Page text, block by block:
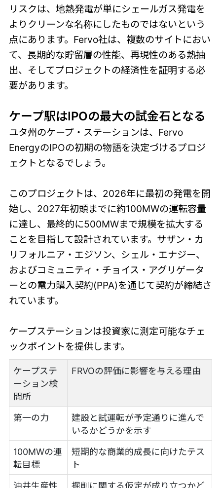
リスクは、地熱発電が単にシェールガス発電を
よりクリーンな名称にしたものではないという
点にあります。Fervo社は、複数のサイトにおい
て、長期的な貯留層の性能、再現性のある熱抽
出、そしてプロジェクトの経済性を証明する必
要があります。
ケープ駅はIPOの最大の試金石となる
ユタ州のケープ・ステーションは、Fervo
EnergyのIPOの初期の物語を決定づけるプロジ
ェクトとなるでしょう。
このプロジェクトは、2026年に最初の発電を開
始し、2027年初頭までに約100MWの運転容量
に達し、最終的に500MWまで規模を拡大する
ことを目指して設計されています。サザン・カ
リフォルニア・エジソン、シェル・エナジー、
およびコミュニティ・チョイス・アグリゲータ
ーとの電力購入契約(PPA)を通じて契約が締結さ
れています。
ケープステーションは投資家に測定可能なチェ
ックポイントを提供します。
ケープステ
ーション検
問所
FRVOの評価に影響を与える理由
第一の力
建設と試運転が予定通りに進んで
いるかどうかを示す
100MWの運
転目標
短期的な商業的成長に向けたテス
ト